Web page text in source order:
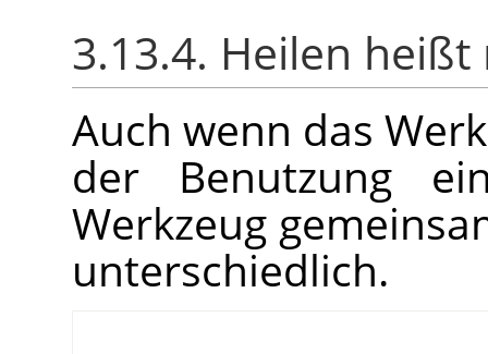
3.13.4. Heilen
Auch wenn das
der Benutzung
Werkzeug
unterschiedlich.